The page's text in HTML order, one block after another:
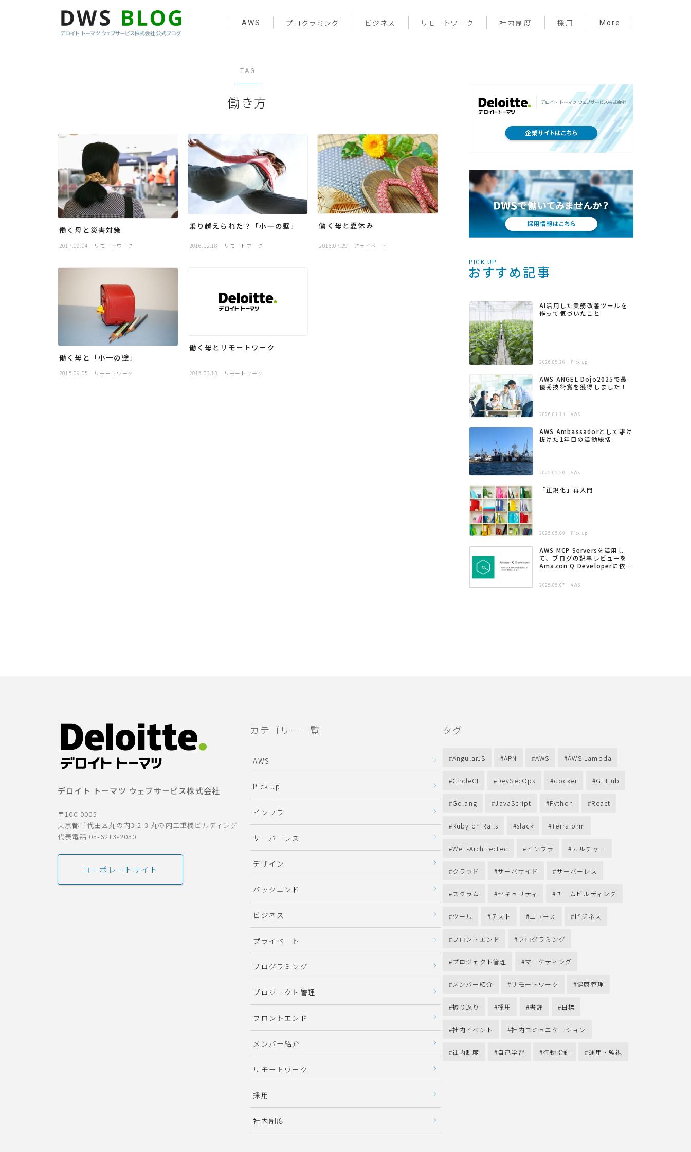
AWS プログラミング ビジネス リモートワーク 社内制度 採用 More
サーバーレス
プライベート
メンバー紹介
TAG
働き方
働く母と災害対策
2017.09.04 リモートワーク
乗り越えられた？「小一の壁」
2016.12.18 リモートワーク
働く母と夏休み
2016.07.29 プライベート
働く母と「小一の壁」
2015.09.05 リモートワーク
働く母とリモートワーク
2015.03.13 リモートワーク
PICK UP
おすすめ記事
AI活用した業務改善ツールを
作って気づいたこと
2026.05.26 Pick up
AWS ANGEL Dojo2025で最
優秀技術賞を獲得しました！
2026.01.14 AWS
AWS Ambassadorとして駆け
抜けた1年目の活動総括
2025.05.20 AWS
「正規化」再入門
2025.05.09 Pick up
AWS MCP Serversを活用し
て、ブログの記事レビューを
Amazon Q Developerに依頼
2025.05.07 AWS
デロイト トーマツ ウェブサービス株式会社
〒100-0005
東京都千代田区丸の内3-2-3 丸の内二重橋ビルディング
代表電話 03-6213-2030
コーポレートサイト
カテゴリー一覧
AWS
Pick up
インフラ
サーバーレス
デザイン
バックエンド
ビジネス
プライベート
プログラミング
プロジェクト管理
フロントエンド
メンバー紹介
リモートワーク
採用
社内制度
タグ
AngularJS APN AWS AWS Lambda
CircleCI DevSecOps docker GitHub
Golang JavaScript Python React
Ruby on Rails slack Terraform
Well-Architected インフラ カルチャー
クラウド サーバサイド サーバーレス
スクラム セキュリティ チームビルディング
ツール テスト ニュース ビジネス
フロントエンド プログラミング
プロジェクト管理 マーケティング
メンバー紹介 リモートワーク 健康管理
振り返り 採用 書評 目標
社内イベント 社内コミュニケーション
社内制度 自己学習 行動指針 運用・監視